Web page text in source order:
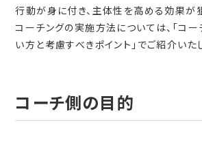
行動が身に付き、主体性を高める効果が
コーチングの実施方法については、 「コ
い方と考慮すべきポイント」 でご紹介いた
コーチ側の目的